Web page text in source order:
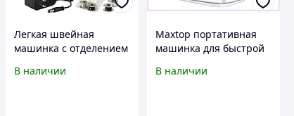
Легкая швейная
машинка с отделением
505, Швейная машинка
В наличии
Maxtop портативная
машинка для быстрой
858132MTK8
В наличии